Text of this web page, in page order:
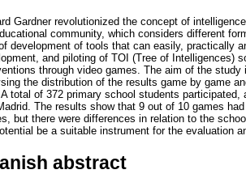
Gardner revolutionized the concept of
community, which considers different
development of tools that can easily, practically
and piloting of TOI (Tree of Intelligences)
through video games. The aim of the
the distribution of the results game by game
total of 372 primary school students
The results show that 9 out of 10 games
but there were differences in relation to the
be a suitable instrument for the evaluation
abstract